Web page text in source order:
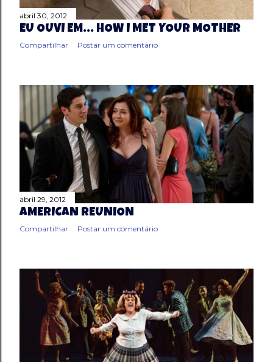
abril 30, 2012
EU OUVI EM... HOW I MET YOUR MOTHER
Compartilhar Postar um comentário
abril 29, 2012
AMERICAN REUNION
Compartilhar Postar um comentário